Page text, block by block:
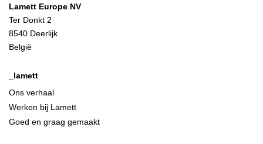
Lamett Europe NV
Ter Donkt 2
8540 Deerlijk
België
_lamett
Ons verhaal
Werken bij Lamett
Goed en graag gemaakt